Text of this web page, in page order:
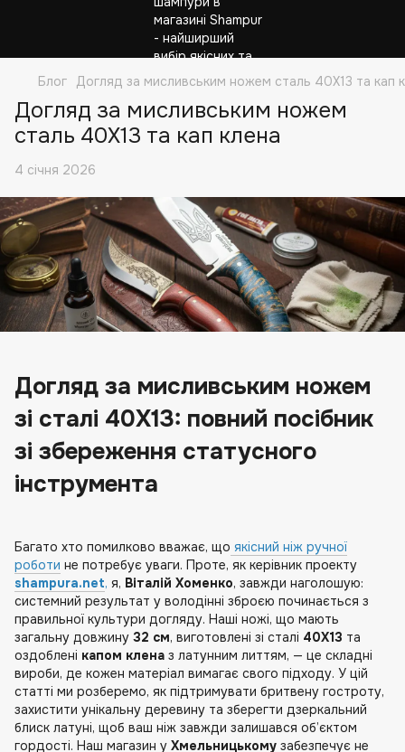
Блог Догляд за мисливським ножем сталь 40Х13 та кап
Догляд за мисливським ножем
сталь 40Х13 та кап клена
4 січня 2026
Догляд за мисливським ножем
зі сталі 40Х13: повний посібник
зі збереження статусного
інструмента
Багато хто помилково вважає, що якісний ніж ручної
роботи не потребує уваги. Проте, як керівник проекту
shampura.net, я, Віталій Хоменко, завжди наголошую:
системний результат у володінні зброєю починається з
правильної культури догляду. Наші ножі, що мають
загальну довжину 32 см, виготовлені зі сталі 40Х13 та
оздоблені капом клена з латунним литтям, — це складні
вироби, де кожен матеріал вимагає свого підходу. У цій
статті ми розберемо, як підтримувати бритвену гостроту,
захистити унікальну деревину та зберегти дзеркальний
блиск латуні, щоб ваш ніж завжди залишався об’єктом
гордості. Наш магазин у Хмельницькому забезпечує не